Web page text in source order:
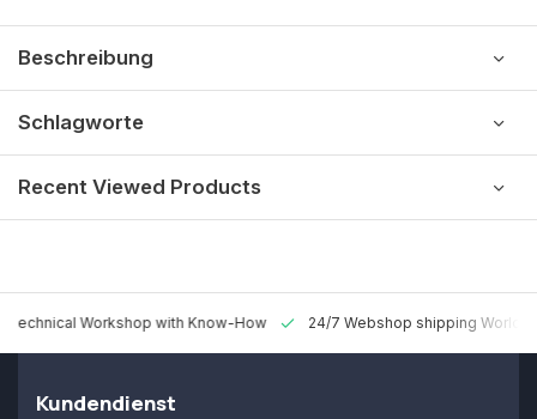
Beschreibung
Schlagworte
Recent Viewed Products
Technical Workshop with Know-How 24/7 Webshop shipping
Kundendienst